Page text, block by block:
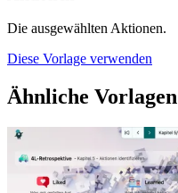
Die ausgewählten Aktionen.
Diese Vorlage verwenden
Ähnliche Vorlagen